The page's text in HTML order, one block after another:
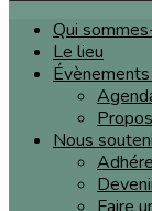
Qui
Le lieu
Nous